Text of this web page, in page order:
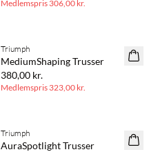
Medlemspris 306,00 kr.
Triumph
MediumShaping Trusser
380,00 kr.
Medlemspris 323,00 kr.
Triumph
AuraSpotlight Trusser